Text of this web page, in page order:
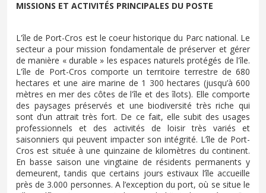
MISSIONS ET ACTIVITÉS PRINCIPALES DU POSTE
L'île de Port-Cros est le coeur historique du Parc national. Le
secteur a pour mission fondamentale de préserver et gérer
de manière « durable » les espaces naturels protégés de l'île.
L'île de Port-Cros comporte un territoire terrestre de 680
hectares et une aire marine de 1 300 hectares (jusqu’à 600
mètres en mer des côtes de l'île et des îlots). Elle comporte
des paysages préservés et une biodiversité très riche qui
sont d’un attrait très fort. De ce fait, elle subit des usages
professionnels et des activités de loisir très variés et
saisonniers qui peuvent impacter son intégrité. L’île de Port-
Cros est située à une quinzaine de kilomètres du continent.
En basse saison une vingtaine de résidents permanents y
demeurent, tandis que certains jours estivaux l’île accueille
près de 3.000 personnes. A l’exception du port, où se situe le